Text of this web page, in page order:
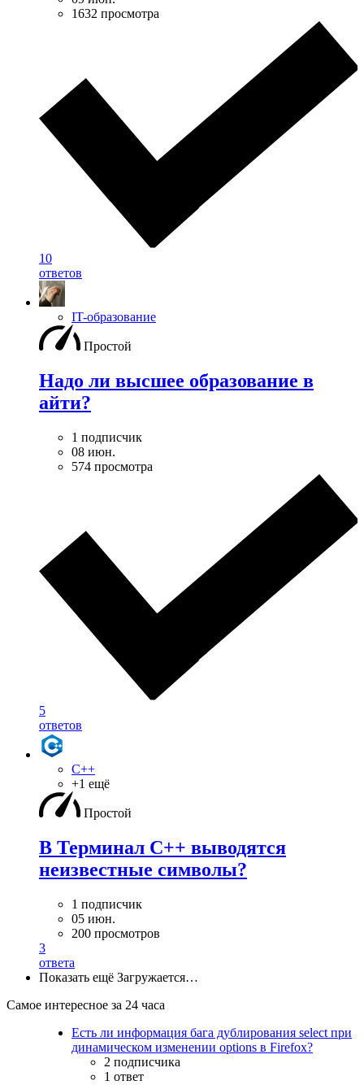
1632 просмотра
10
ответов
IT-образование
Простой
Надо ли высшее образование в
айти?
1 подписчик
08 июн.
574 просмотра
5
ответов
C++
+1 ещё
Простой
В Терминал С++ выводятся
неизвестные символы?
1 подписчик
05 июн.
200 просмотров
3
ответа
Показать ещё Загружается…
Самое интересное за 24 часа
Есть ли информация бага дублирования select при
динамическом изменении options в Firefox?
2 подписчика
1 ответ